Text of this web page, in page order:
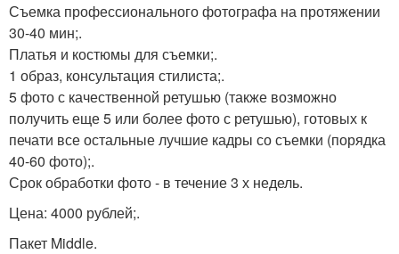
Съемка профессионального фотографа на протяжении
30-40 мин;.
Платья и костюмы для съемки;.
1 образ, консультация стилиста;.
5 фото с качественной ретушью (также возможно
получить еще 5 или более фото с ретушью), готовых к
печати все остальные лучшие кадры со съемки (порядка
40-60 фото);.
Срок обработки фото - в течение 3 х недель.
Цена: 4000 рублей;.
Пакет Middle.